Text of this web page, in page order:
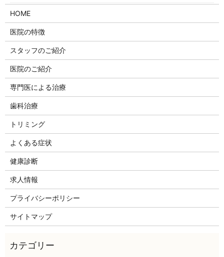
HOME
医院の特徴
スタッフのご紹介
医院のご紹介
専門医による治療
歯科治療
トリミング
よくある症状
健康診断
求人情報
プライバシーポリシー
サイトマップ